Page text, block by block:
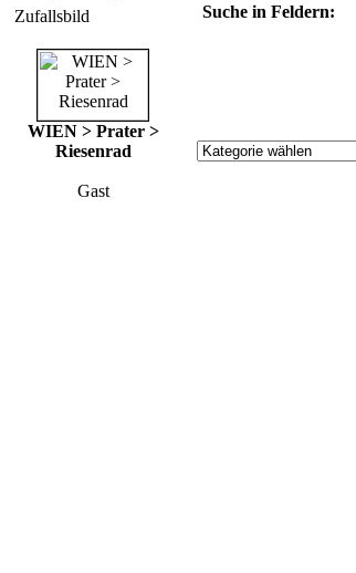
Zufallsbild
WIEN > Prater >
Riesenrad
Gast
Suche in Feldern: